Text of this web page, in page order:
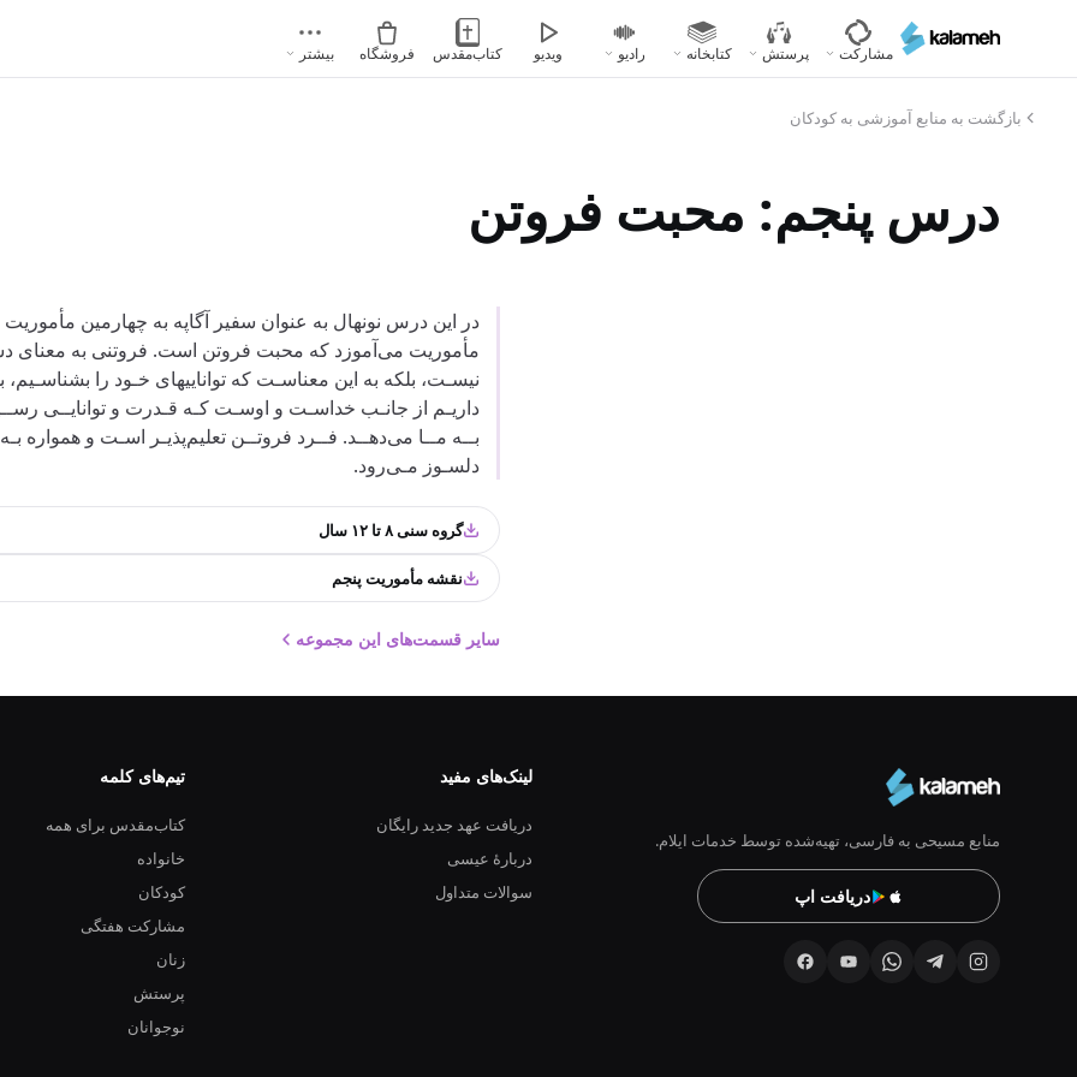
محتوای
مشارکت پرستش کتابخانه رادیو ویدیو کتاب‌مقدس فروشگاه بیشتر
بازگشت به منابع آموزشی به کودکان
درس پنجم: محبت فروتن
در این درس نونهال به عنوان سفیر آگاپه به چهارمین
مأموریت می‌آموزد که محبت فروتن است. فروتنی به معنای
نیسـت، بلکه به این معناسـت که تواناییهای خـود را بشناسـیم،
داریـم از جانـب خداسـت و اوسـت کـه قـدرت و توانایــی
بــه مــا می‌دهــد. فــرد فروتــن تعلیم‌پذیـر اسـت و همواره بـه
دلسـوز مـی‌رود.
گروه سنی ۸ تا ۱۲ سال
نقشه مأموریت پنجم
سایر قسمت‌های این مجموعه
منابع مسیحی به فارسی، تهیه‌شده توسط خدمات ایلام.
دریافت اپ
لینک‌های مفید
دریافت عهد جدید رایگان
دربارهٔ عیسی
سوالات متداول
تیم‌های کلمه
کتاب‌مقدس برای همه
خانواده
کودکان
مشارکت هفتگی
زنان
پرستش
نوجوانان